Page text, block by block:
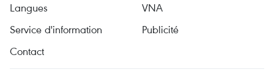
Langues
VNA
Service d'information
Publicité
Contact